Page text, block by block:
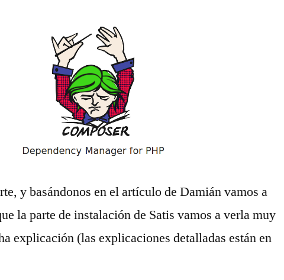
y basándonos en el artículo de Damián vamos a
la parte de instalación de Satis vamos a verla muy
explicación (las explicaciones detalladas están en